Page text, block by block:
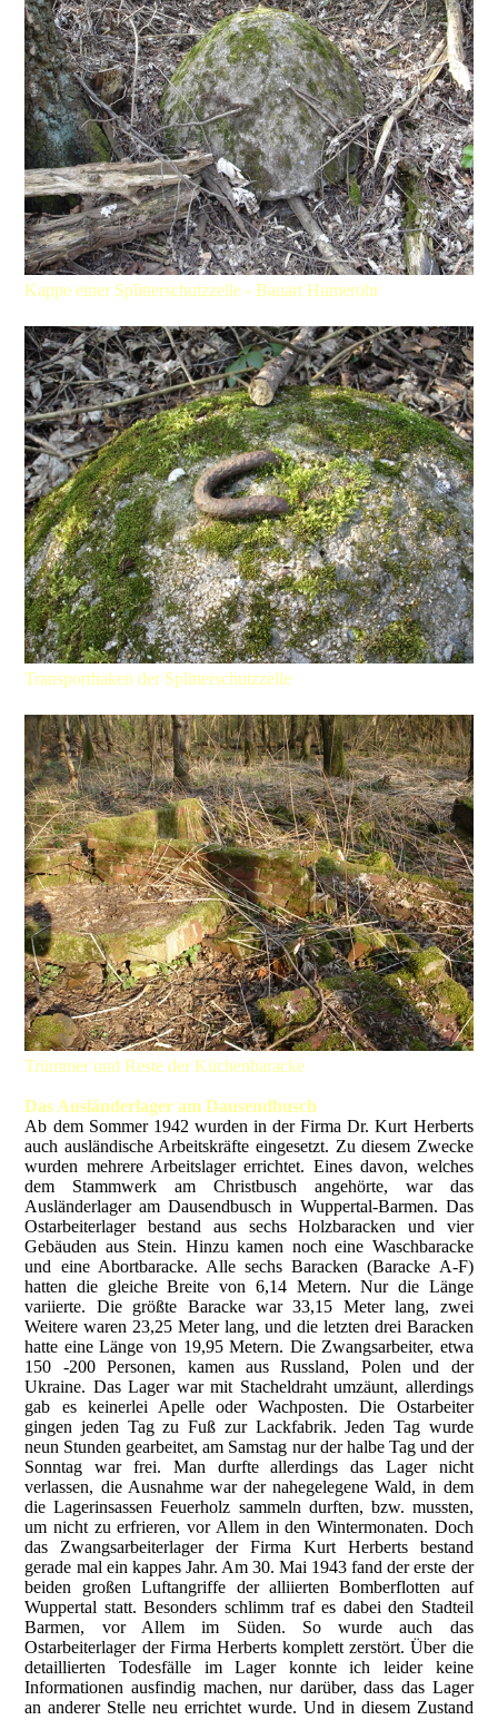
Kappe einer Splitterschutzzelle - Bauart Humerohr
Transporthaken der Splitterschutzzelle
Trümmer und Reste der Küchenbaracke
Das Ausländerlager am Dausendbusch
Ab dem Sommer 1942 wurden in der Firma Dr. Kurt Herberts
auch ausländische Arbeitskräfte eingesetzt. Zu diesem Zwecke
wurden mehrere Arbeitslager errichtet. Eines davon, welches
dem Stammwerk am Christbusch angehörte, war das
Ausländerlager am Dausendbusch in Wuppertal-Barmen. Das
Ostarbeiterlager bestand aus sechs Holzbaracken und vier
Gebäuden aus Stein. Hinzu kamen noch eine Waschbaracke
und eine Abortbaracke. Alle sechs Baracken (Baracke A-F)
hatten die gleiche Breite von 6,14 Metern. Nur die Länge
variierte. Die größte Baracke war 33,15 Meter lang, zwei
Weitere waren 23,25 Meter lang, und die letzten drei Baracken
hatte eine Länge von 19,95 Metern. Die Zwangsarbeiter, etwa
150 -200 Personen, kamen aus Russland, Polen und der
Ukraine. Das Lager war mit Stacheldraht umzäunt, allerdings
gab es keinerlei Apelle oder Wachposten. Die Ostarbeiter
gingen jeden Tag zu Fuß zur Lackfabrik. Jeden Tag wurde
neun Stunden gearbeitet, am Samstag nur der halbe Tag und der
Sonntag war frei. Man durfte allerdings das Lager nicht
verlassen, die Ausnahme war der nahegelegene Wald, in dem
die Lagerinsassen Feuerholz sammeln durften, bzw. mussten,
um nicht zu erfrieren, vor Allem in den Wintermonaten. Doch
das Zwangsarbeiterlager der Firma Kurt Herberts bestand
gerade mal ein kappes Jahr. Am 30. Mai 1943 fand der erste der
beiden großen Luftangriffe der alliierten Bomberflotten auf
Wuppertal statt. Besonders schlimm traf es dabei den Stadteil
Barmen, vor Allem im Süden. So wurde auch das
Ostarbeiterlager der Firma Herberts komplett zerstört. Über die
detaillierten Todesfälle im Lager konnte ich leider keine
Informationen ausfindig machen, nur darüber, dass das Lager
an anderer Stelle neu errichtet wurde. Und in diesem Zustand